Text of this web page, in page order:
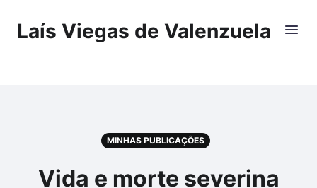
Laís Viegas de Valenzuela
MINHAS PUBLICAÇÕES
Vida e morte severina